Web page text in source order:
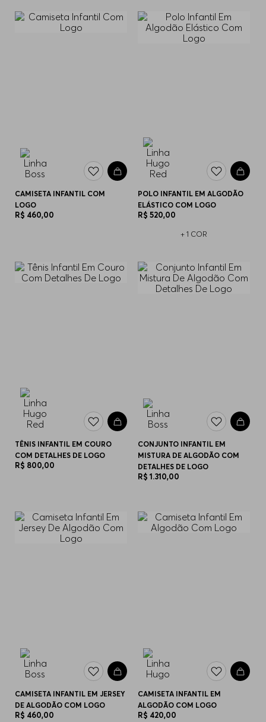
CAMISETA INFANTIL COM
LOGO
R$ 460,00
POLO INFANTIL EM ALGODÃO
ELÁSTICO COM LOGO
R$ 520,00
+ 1 COR
TÊNIS INFANTIL EM COURO
COM DETALHES DE LOGO
R$ 800,00
CONJUNTO INFANTIL EM
MISTURA DE ALGODÃO COM
DETALHES DE LOGO
R$ 1.310,00
CAMISETA INFANTIL EM JERSEY
DE ALGODÃO COM LOGO
R$ 460,00
CAMISETA INFANTIL EM
ALGODÃO COM LOGO
R$ 420,00